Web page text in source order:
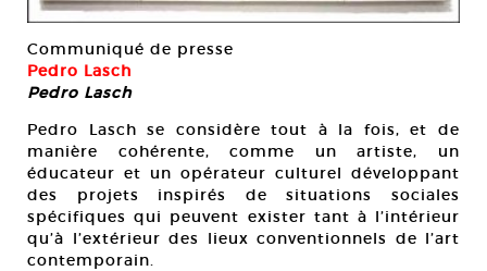
Communiqué de presse
Pedro Lasch
Pedro Lasch
Pedro Lasch se considère tout à la fois, et de
manière cohérente, comme un artiste, un
éducateur et un opérateur culturel développant
des projets inspirés de situations sociales
spécifiques qui peuvent exister tant à l’intérieur
qu’à l’extérieur des lieux conventionnels de l’art
contemporain.